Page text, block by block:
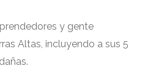
y gente
Altas, incluyendo a sus 5